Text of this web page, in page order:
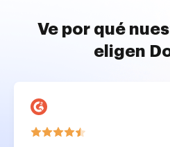
Ve por qué
eligen